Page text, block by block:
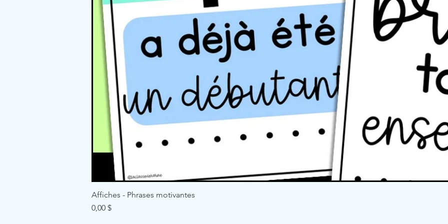
Affiches - Phrases motivantes
Price
0,00 $